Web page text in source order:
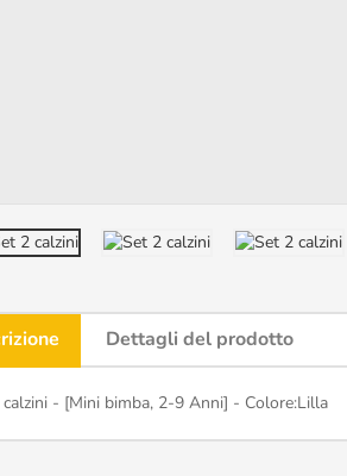
Dettagli del prodotto
- [Mini bimba, 2-9 Anni] - Colore:Lilla